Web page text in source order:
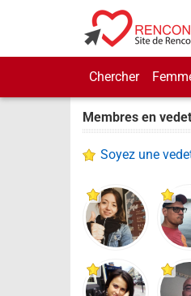
Chercher
Membres en
Soyez une